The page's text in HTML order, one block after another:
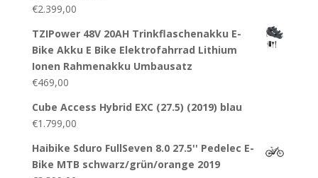
€2.399,00
TZIPower 48V 20AH Trinkflaschenakku E-
Bike Akku E Bike Elektrofahrrad Lithium
Ionen Rahmenakku Umbausatz
€469,00
Cube Access Hybrid EXC (27.5) (2019) blau
€1.799,00
Haibike Sduro FullSeven 8.0 27.5'' Pedelec E-
Bike MTB schwarz/grün/orange 2019